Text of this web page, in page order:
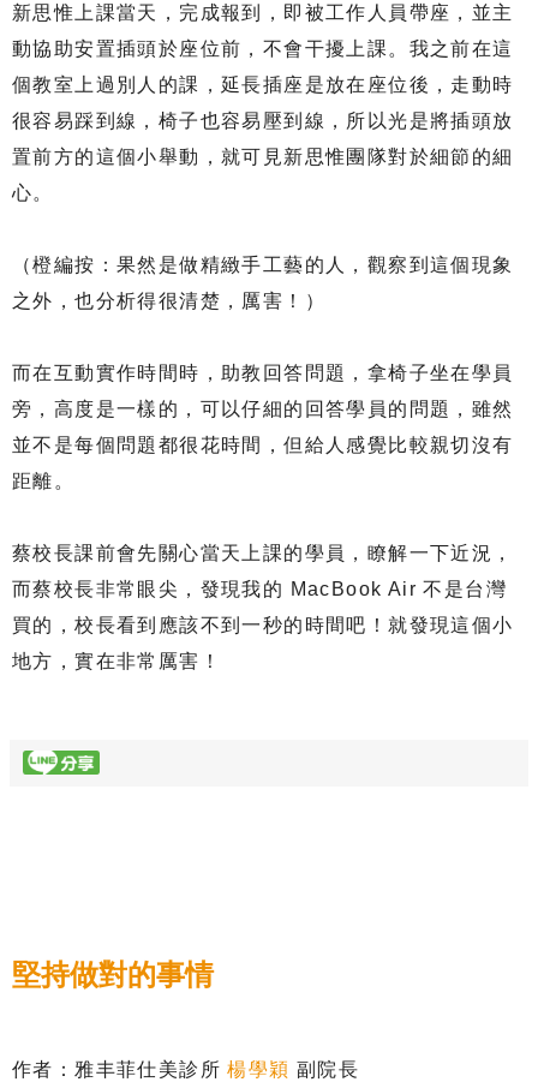
新思惟上課當天，完成報到，即被工作人員帶座，並主
動協助安置插頭於座位前，不會干擾上課。我之前在這
個教室上過別人的課，延長插座是放在座位後，走動時
很容易踩到線，椅子也容易壓到線，所以光是將插頭放
置前方的這個小舉動，就可見新思惟團隊對於細節的細
心。
（橙編按：果然是做精緻手工藝的人，觀察到這個現象
之外，也分析得很清楚，厲害！）
而在互動實作時間時，助教回答問題，拿椅子坐在學員
旁，高度是一樣的，可以仔細的回答學員的問題，雖然
並不是每個問題都很花時間，但給人感覺比較親切沒有
距離。
蔡校長課前會先關心當天上課的學員，瞭解一下近況，
而蔡校長非常眼尖，發現我的 MacBook Air 不是台灣
買的，校長看到應該不到一秒的時間吧！就發現這個小
地方，實在非常厲害！
堅持做對的事情
作者：雅丰菲仕美診所楊學穎 副院長